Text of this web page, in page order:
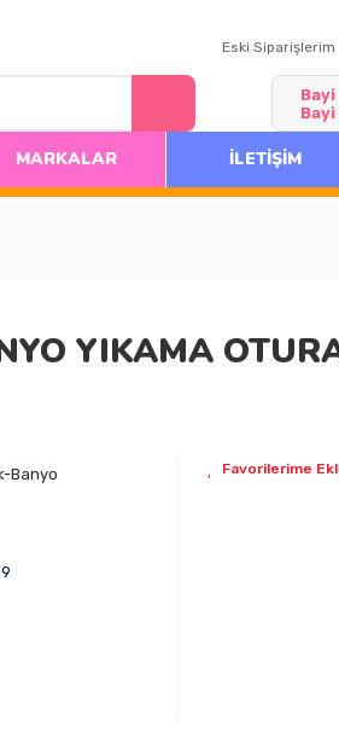
Eski Siparişlerim
Bayi
MARKALAR İLETİŞİM
YIKAMA
Banyo